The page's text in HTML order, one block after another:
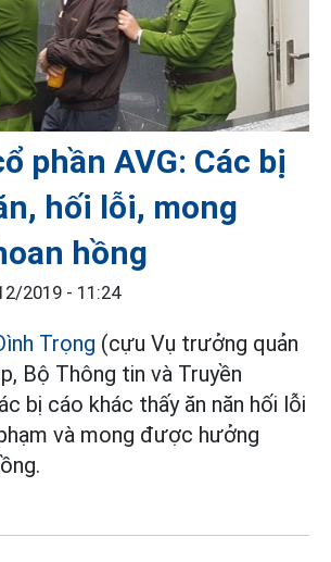
phần AVG: Các bị
hối lỗi, mong
hồng
2019 - 11:24
Trọng (cựu Vụ trưởng quản
Bộ Thông tin và Truyền
bị cáo khác thấy ăn năn hối lỗi
và mong được hưởng